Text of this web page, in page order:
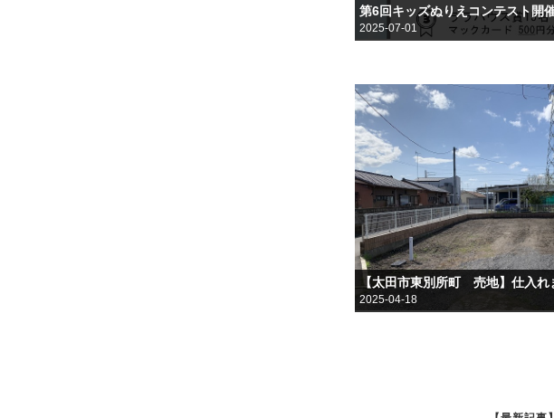
第6回キッズぬりえコンテスト開
2025-07-01
【太田市東別所町 売地】仕入れ
2025-04-18